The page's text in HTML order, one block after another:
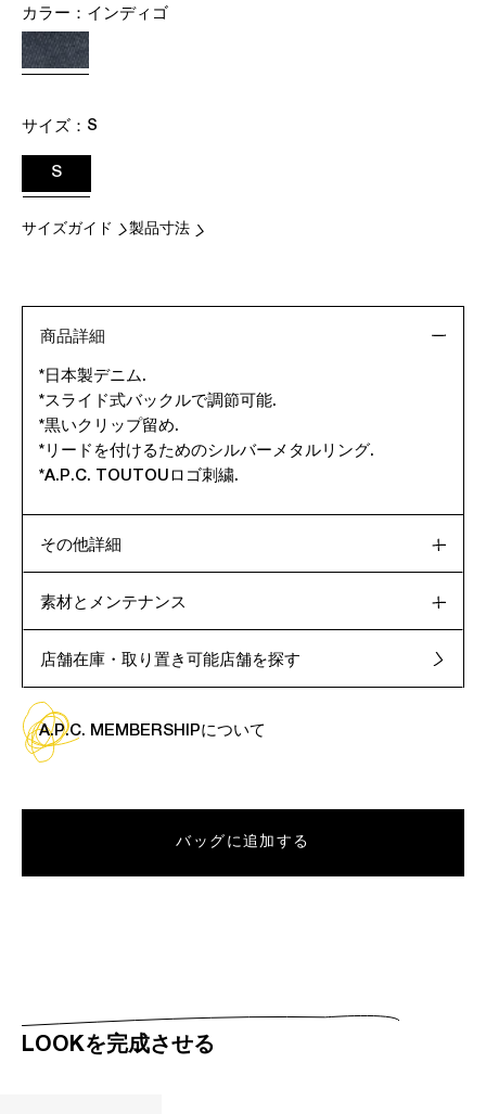
カラー： インディゴ
サイズ： S
S
サイズガイド 製品寸法
商品詳細
*日本製デニム.
*スライド式バックルで調節可能.
*黒いクリップ留め.
*リードを付けるためのシルバーメタルリング.
*A.P.C. TOUTOUロゴ刺繍.
その他詳細
素材とメンテナンス
店舗在庫・取り置き可能店舗を探す
A.P.C. MEMBERSHIPについて
バッグに追加する
LOOKを完成させる